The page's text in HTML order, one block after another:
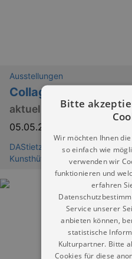
Ausstellungen
Collage
aktuelle europäische
05.05.2026
DAStietz - Neue Sächsische
Kunsthütte e.V.
Bitte
Wir möchten Ihnen
so einfach wie
verwenden wir
funktionieren und
erfahren
Service unserer
anbieten können,
statistische
Kulturpartner. Bitte
Cookies für diese